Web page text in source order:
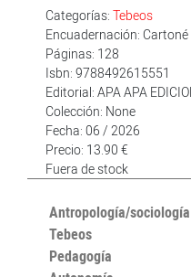
Categorías: Tebeos
Encuadernación: Cartoné
Páginas: 128
Isbn: 9788492615551
Editorial: APA APA
Colección: None
Fecha: 06 / 2026
Precio: 13.90 €
Fuera de stock
Antropología/sociología
Tebeos
Pedagogía